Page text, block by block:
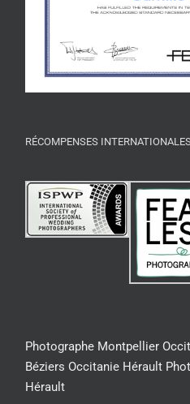
RÉCOMPENSES
Photographe Montpellier
Béziers Occitanie Hérault
Hérault